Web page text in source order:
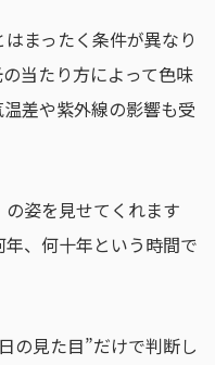
まったく条件が異なり
当たり方によって色味
差や紫外線の影響も受
姿を見せてくれます
、何十年という時間で
の見た目”だけで判断し